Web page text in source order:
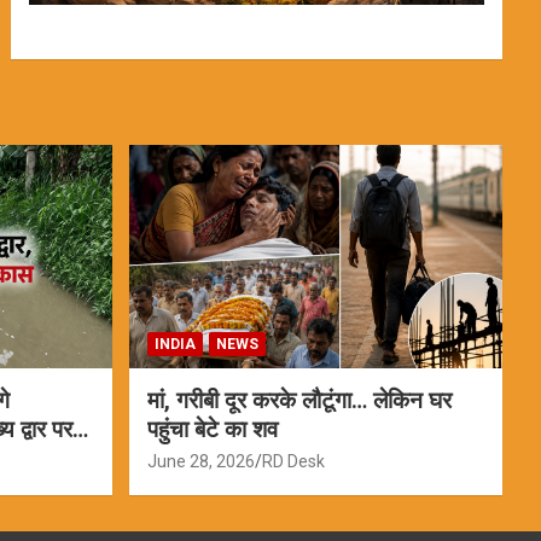
पर
INDIA NEWS
मां, गरीबी दूर करके लौटूंगा… लेकिन घर
पहुंचा बेटे का शव
June 28, 2026 RD Desk